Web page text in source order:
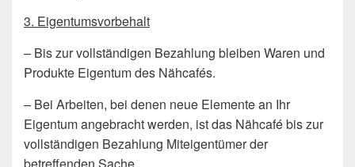
3. Eigentumsvorbehalt
– Bis zur vollständigen Bezahlung bleiben Waren und
Produkte Eigentum des Nähcafés.
– Bei Arbeiten, bei denen neue Elemente an Ihr
Eigentum angebracht werden, ist das Nähcafé bis zur
vollständigen Bezahlung Miteigentümer der